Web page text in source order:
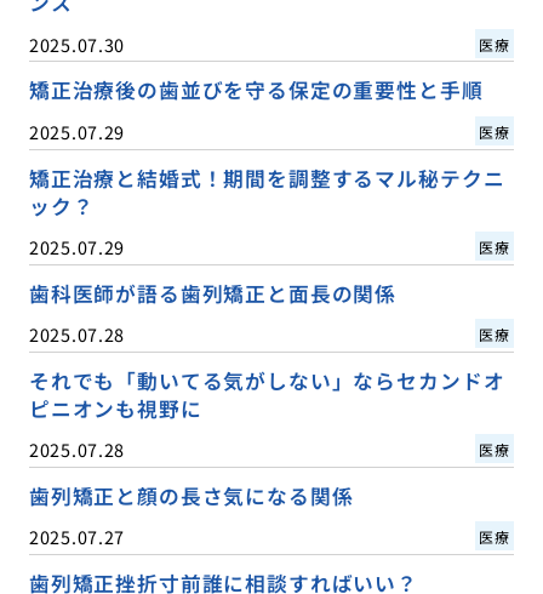
2025.07.30 医療
矯正治療後の歯並びを守る保定の重要性と手順
2025.07.29 医療
矯正治療と結婚式！期間を調整するマル秘テクニ
ック？
2025.07.29 医療
歯科医師が語る歯列矯正と面長の関係
2025.07.28 医療
それでも「動いてる気がしない」ならセカンドオ
ピニオンも視野に
2025.07.28 医療
歯列矯正と顔の長さ気になる関係
2025.07.27 医療
歯列矯正挫折寸前誰に相談すればいい？